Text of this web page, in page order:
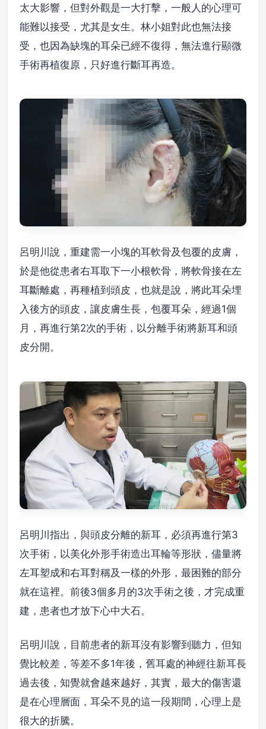
太大影響，但對外觀是一大打擊，一般人的心理可
能難以接受，尤其是女生。林小姐對此也無法接
受，也因為缺塊的耳朵已經不復得，無法進行顯微
手術再植復原，只好進行斷耳再造。
呂明川說，重建需一小塊的耳軟骨及包覆的皮膚，
於是他從患者右耳取下一小根軟骨，將軟骨接在左
耳斷離處，再種植到頭皮，也就是說，將此耳朵埋
入後方的頭皮，讓皮膚生長，包覆耳朵，經過1個
月，再進行第2次的手術，以分離手術將新耳和頭
皮分開。
呂明川指出，與頭皮分離的新耳，必須再進行第3
次手術，以美化外形手術造出耳輪等形狀，儘量將
左耳塑成和右耳對稱及一樣的外形，最困難的部分
就在這裡。前後3個多月的3次手術之後，才完成重
建，患者也才放下心中大石。
呂明川說，目前患者的新耳沒有影響到聽力，但知
覺比較差，等差不多1年後，舊耳處的神經往新耳長
過去後，知覺就會越來越好，其實，最大的傷害還
是在心理層面，耳朵不見的這一段期間，心理上是
很大的折騰。